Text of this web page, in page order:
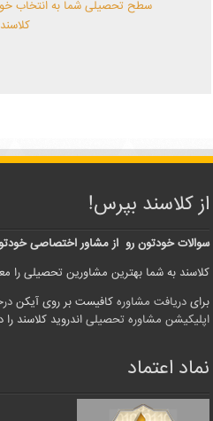
سطح تحصیلی شما به انتخاب
کلاسند
از کلاسند بپرس!
سوالات خودتون رو از مشاور اختصاصی
کلاسند به شما بهترین مشاورین تحصیلی را
برایدریافت مشاوره کافیست بر روی آیکن
اپلیکیشن مشاوره تحصیلیاندروید کلاسند را
نماد اعتماد